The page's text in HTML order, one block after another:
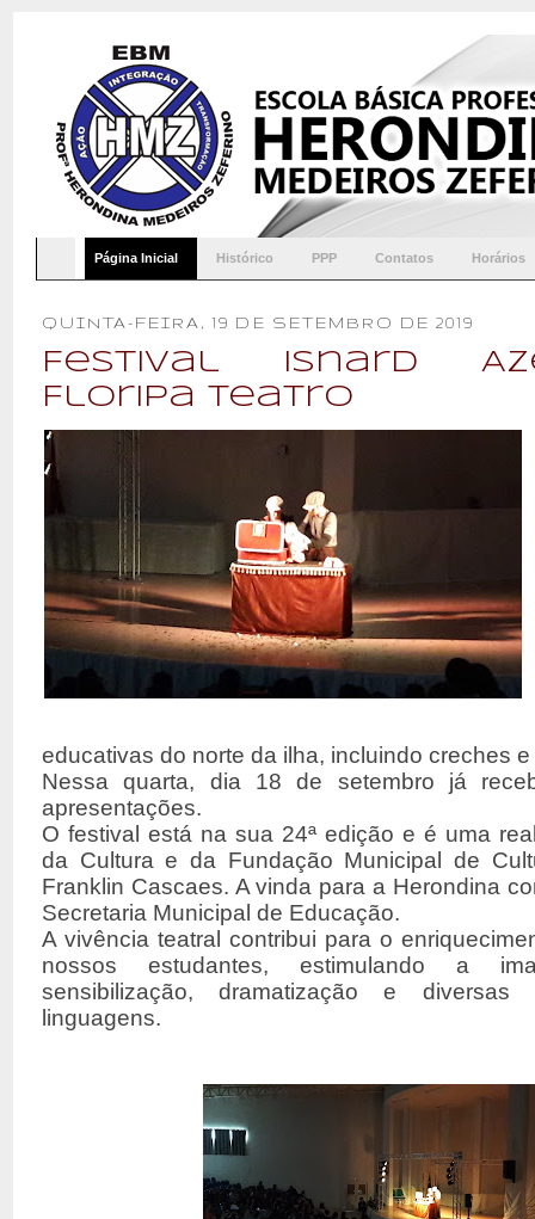
Página Inicial Histórico PPP Contatos Horários
QUINTA-FEIRA, 19 DE SETEMBRO DE 2019
Festival Isnard
Floripa Teatro
educativas do norte da ilha, incluindo creches
Nessa quarta, dia 18 de setembro já
apresentações.
O festival está na sua 24ª edição e é uma
da Cultura e da Fundação Municipal de
Franklin Cascaes. A vinda para a Herondina
Secretaria Municipal de Educação.
A vivência teatral contribui para o
nossos estudantes, estimulando a
sensibilização, dramatização e
linguagens.